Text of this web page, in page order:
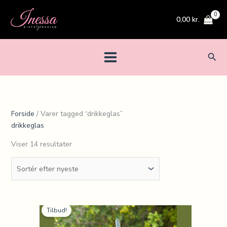
indholdet
0,00kr.
Søg
Forside / Varer tagged “drikkeglas”
drikkeglas
Viser 14 resultater
Tilbud!
oprindelige
pris
aktuelle
pris